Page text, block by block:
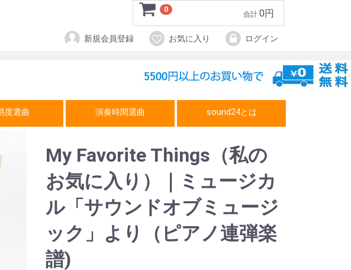
新規会員登録 お気に入り ログイン
0
合計 0円
度選曲 演奏時間選曲 sound24とは
My Favorite Things（私の
お気に入り）｜ミュージカ
ル「サウンドオブミュージ
ック」より（ピアノ連弾楽
譜)